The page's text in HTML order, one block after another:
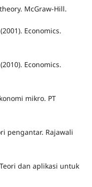
McGraw-Hill.
Economics.
Economics.
mikro. PT
pengantar. Rajawali
dan aplikasi untuk